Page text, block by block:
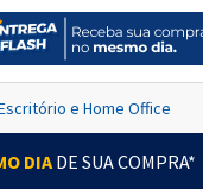
e Home Office
DIADE SUA COMPRA*